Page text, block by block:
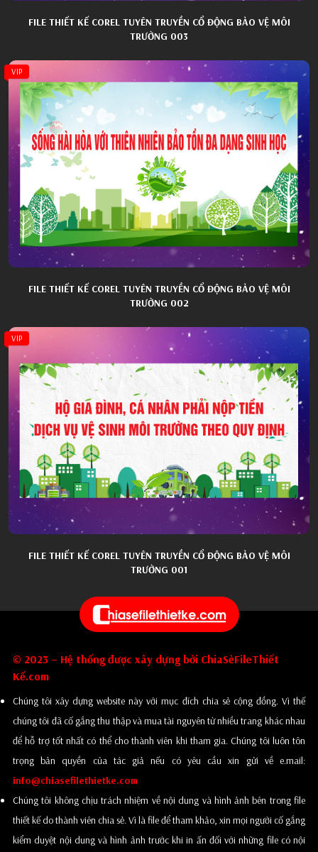
FILE THIẾT KẾ COREL TUYÊN TRUYỀN CỔ ĐỘNG BẢO VỆ MÔI
TRƯỜNG 003
VIP
FILE THIẾT KẾ COREL TUYÊN TRUYỀN CỔ ĐỘNG BẢO VỆ MÔI
TRƯỜNG 002
VIP
FILE THIẾT KẾ COREL TUYÊN TRUYỀN CỔ ĐỘNG BẢO VỆ MÔI
TRƯỜNG 001
© 2023 – Hệ thống được xây dựng bởi ChiaSẻFileThiết
Kế.com
Chúng tôi xây dựng website này với mục đích chia sẻ cộng đồng. Vì thế
chúng tôi đã cố gắng thu thập và mua tài nguyên từ nhiều trang khác nhau
để hỗ trợ tốt nhất có thể cho thành viên khi tham gia. Chúng tôi luôn tôn
trọng bản quyền của tác giả nếu có yêu cầu xin gửi về e.mail:
info@chiasefilethietke.com
Chúng tôi không chịu trách nhiệm về nội dung và hình ảnh bên trong file
thiết kế do thành viên chia sẻ. Vì là file để tham khảo, xin mọi người cố gắng
kiểm duyệt nội dung và hình ảnh trước khi in ấn đối với những file có nội